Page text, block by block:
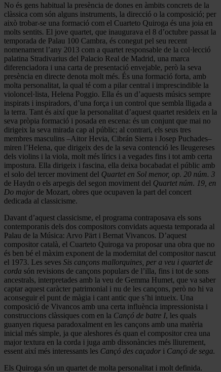
No és gens habitual la presència de dones en àmbits concrets de la
clàssica com són alguns instruments, la direcció o la composició; per
això trobar-se una formació com el Cuarteto Quiroga és una joia en
molts sentits. El jove quartet, que inaugurava el 8 d’octubre passat la
temporada de Palau 100 Cambra, és conegut pel seu recent
nomenament l’any 2013 com a quartet responsable de la col·lecció
palatina Stradivarius del Palacio Real de Madrid, una marca
diferenciadora i una carta de presentació envejable, però la seva
presència en directe denota molt més. És una formació forta, amb
molta personalitat, la qual té com a pilar central i imprescindible la
violoncel·lista, Helena Poggio. Ella és un d’aquests músics sempre
inspirats i inspiradors, d’una força i un control que sembla lligada a
la terra. Tant és així que la personalitat d’aquest quartet resideix en la
seva pròpia formació i posada en escena: és un conjunt que mai no
dirigeix la seva mirada cap al públic; al contrari, els seus tres
membres masculins –Aitor Hevia, Cibrán Sierra i Josep Puchades–
miren l’Helena, que dirigeix des de la seva contenció les lleugereses
dels violins i la viola, molt més lírics i a vegades fins i tot amb certa
impostura. Ella dirigeix i fascina, ella deixa bocabadat el públic amb
el solo del tercer moviment del Quartet en Sol menor, op. 20 núm. 3
de Haydn o els arpegis del segon moviment del Quartet núm. 19, en
Do major de Mozart, obres que ocupaven la part del concert
dedicada al classicisme.
Davant d’aquest classicisme, el programa contraposava els sons
contemporanis dels dos compositors convidats aquesta temporada al
Palau de la Música: Arvo Pärt i Bernat Vivancos. D’aquest
compositor català, el Cuarteto Quiroga va proposar una obra que no
és ben bé el màxim exponent de la modernitat del compositor nascut
el 1973. Les seves Sis cançons mallorquines, per a veu i quartet de
corda són revisions de cançons populars de l’illa, fins i tot de sons
ancestrals, interpretades amb la veu de Gemma Humet, que va saber
captar aquest caràcter patrimonial i nu de les cançons, però no hi va
aconseguir el punt de màgia i cant antic que s’hi intueix. Una
composició de Vivancos amb una certa influència impressionista i
construccions clàssiques com en la Cançó de batre I, les quals
guanyen riquesa paradoxalment en les cançons amb una matèria
inicial més simple, ja que aleshores és quan el compositor crea una
major textura en la corda i juga amb dissonàncies més lliurement,
essent així més interessants les Cançó des caçador i Cançó de sega.
Els Quiroga són un quartet de molta personalitat i molt definida.